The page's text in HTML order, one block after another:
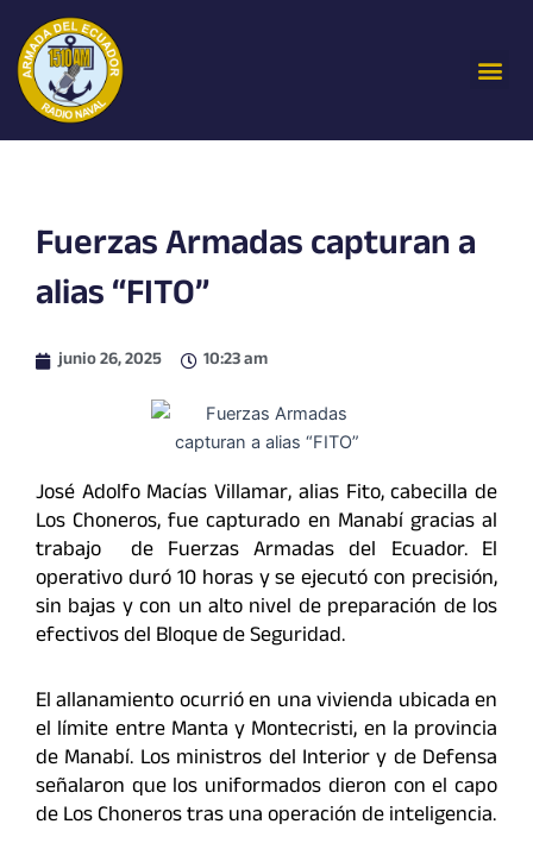
contenido
Fuerzas Armadas capturan a
alias “FITO”
junio 26, 2025 10:23 am
José Adolfo Macías Villamar, alias Fito, cabecilla de
Los Choneros, fue capturado en Manabí gracias al
trabajo de Fuerzas Armadas del Ecuador. El
operativo duró 10 horas y se ejecutó con precisión,
sin bajas y con un alto nivel de preparación de los
efectivos del Bloque de Seguridad.
El allanamiento ocurrió en una vivienda ubicada en
el límite entre Manta y Montecristi, en la provincia
de Manabí. Los ministros del Interior y de Defensa
señalaron que los uniformados dieron con el capo
de Los Choneros tras una operación de inteligencia.